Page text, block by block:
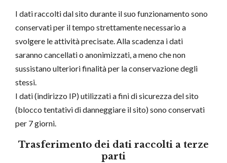
I dati raccolti dal sito durante il suo funzionamento sono
conservati per il tempo strettamente necessario a
svolgere le attività precisate. Alla scadenza i dati
saranno cancellati o anonimizzati, a meno che non
sussistano ulteriori finalità per la conservazione degli
stessi.
I dati (indirizzo IP) utilizzati a fini di sicurezza del sito
(blocco tentativi di danneggiare il sito) sono conservati
per 7 giorni.
Trasferimento dei dati raccolti a terze
parti